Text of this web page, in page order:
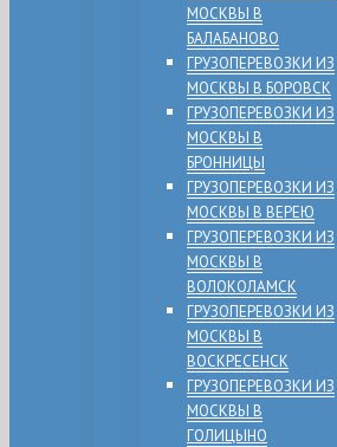
МОСКВЫ В
БАЛАБАНОВО
ГРУЗОПЕРЕВОЗКИ ИЗ
МОСКВЫ В БОРОВСК
ГРУЗОПЕРЕВОЗКИ ИЗ
МОСКВЫ В
БРОННИЦЫ
ГРУЗОПЕРЕВОЗКИ ИЗ
МОСКВЫ В ВЕРЕЮ
ГРУЗОПЕРЕВОЗКИ ИЗ
МОСКВЫ В
ВОЛОКОЛАМСК
ГРУЗОПЕРЕВОЗКИ ИЗ
МОСКВЫ В
ВОСКРЕСЕНСК
ГРУЗОПЕРЕВОЗКИ ИЗ
МОСКВЫ В
ГОЛИЦЫНО